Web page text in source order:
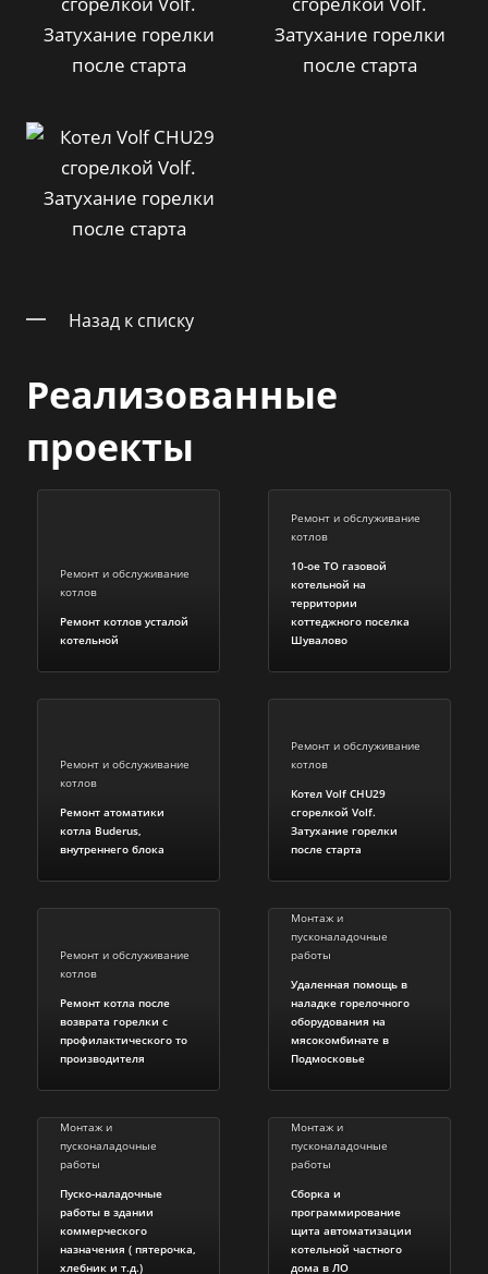
Назад к списку
Реализованные
проекты
Ремонт и обслуживание
котлов
Ремонт котлов усталой
котельной
Ремонт и обслуживание
котлов
10-ое ТО газовой
котельной на
территории
коттеджного поселка
Шувалово
Ремонт и обслуживание
котлов
Ремонт атоматики
котла Buderus,
внутреннего блока
Ремонт и обслуживание
котлов
Котел Volf CHU29
сгорелкой Volf.
Затухание горелки
после старта
Ремонт и обслуживание
котлов
Ремонт котла после
возврата горелки с
профилактического то
производителя
Монтаж и
пусконаладочные
работы
Удаленная помощь в
наладке горелочного
оборудования на
мясокомбинате в
Подмосковье
Монтаж и
пусконаладочные
работы
Пуско-наладочные
работы в здании
коммерческого
назначения ( пятерочка,
хлебник и т.д.)
Монтаж и
пусконаладочные
работы
Сборка и
программирование
щита автоматизации
котельной частного
дома в ЛО